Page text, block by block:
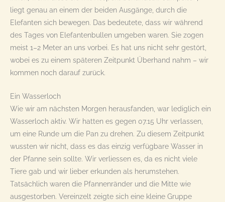
liegt genau an einem der beiden Ausgänge, durch die
Elefanten sich bewegen. Das bedeutete, dass wir während
des Tages von Elefantenbullen umgeben waren. Sie zogen
meist 1–2 Meter an uns vorbei. Es hat uns nicht sehr gestört,
wobei es zu einem späteren Zeitpunkt Überhand nahm – wir
kommen noch darauf zurück.
Ein Wasserloch
Wie wir am nächsten Morgen herausfanden, war lediglich ein
Wasserloch aktiv. Wir hatten es gegen 07.15 Uhr verlassen,
um eine Runde um die Pan zu drehen. Zu diesem Zeitpunkt
wussten wir nicht, dass es das einzig verfügbare Wasser in
der Pfanne sein sollte. Wir verliessen es, da es nicht viele
Tiere gab und wir lieber erkunden als herumstehen.
Tatsächlich waren die Pfannenränder und die Mitte wie
ausgestorben. Vereinzelt zeigte sich eine kleine Gruppe